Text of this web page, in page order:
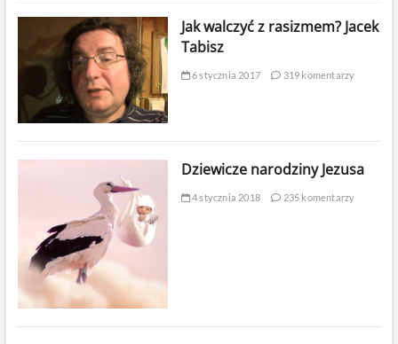
Jak walczyć z rasizmem? Jacek
Tabisz
6 stycznia 2017 319 komentarzy
Dziewicze narodziny Jezusa
4 stycznia 2018 235 komentarzy